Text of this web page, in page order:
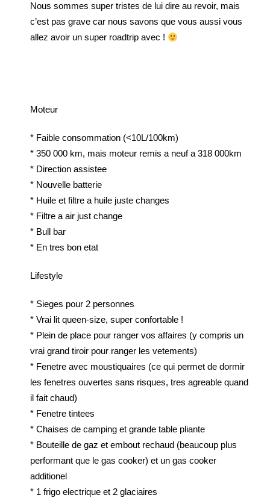
Nous sommes super tristes de lui dire au revoir, mais
c’est pas grave car nous savons que vous aussi vous
allez avoir un super roadtrip avec !
Moteur
* Faible consommation (<10L/100km)
* 350 000 km, mais moteur remis a neuf a 318 000km
* Direction assistee
* Nouvelle batterie
* Huile et filtre a huile juste changes
* Filtre a air just change
* Bull bar
* En tres bon etat
Lifestyle
* Sieges pour 2 personnes
* Vrai lit queen-size, super confortable !
* Plein de place pour ranger vos affaires (y compris un
vrai grand tiroir pour ranger les vetements)
* Fenetre avec moustiquaires (ce qui permet de dormir
les fenetres ouvertes sans risques, tres agreable quand
il fait chaud)
* Fenetre tintees
* Chaises de camping et grande table pliante
* Bouteille de gaz et embout rechaud (beaucoup plus
performant que le gas cooker) et un gas cooker
additionel
* 1 frigo electrique et 2 glaciaires